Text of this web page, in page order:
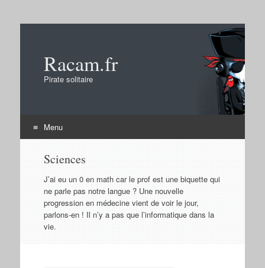
Racam.fr
Pirate solitaire
Menu
contenu
Sciences
J’ai eu un 0 en math car le prof est une biquette qui
ne parle pas notre langue ? Une nouvelle
progression en médecine vient de voir le jour,
parlons-en ! Il n’y a pas que l’informatique dans la
vie.